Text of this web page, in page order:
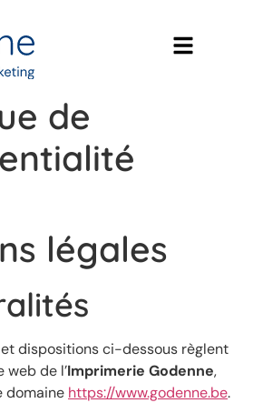
de
légales
dispositions ci-dessous règlent
web de l’Imprimerie Godenne,
domaine https://www.godenne.be.